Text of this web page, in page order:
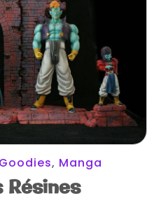
, Manga